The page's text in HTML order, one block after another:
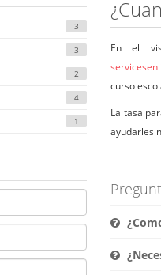
En el
curso
La tasa
ayudarles
3
3
2
4
1